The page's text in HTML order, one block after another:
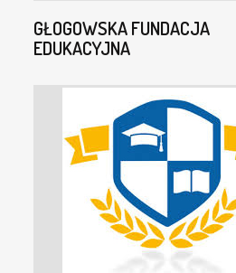
GŁOGOWSKA FUNDACJA
EDUKACYJNA